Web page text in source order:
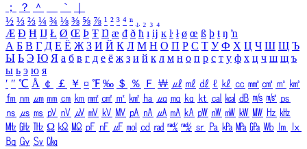
；
？ ＾ ｀
½ ⅓ ⅔ ¼ ¾ ⅛ ⅜ ⅝ ⅞ ¹ ² ³ ⁴ ⁿ ₁ ₂ ₃ ₄
Æ Ð Ħ Ĳ Ł Ø Œ Þ Ŧ Ŋ æ đ ð ħ ı ĳ ĸ ŀ ł ø œ ß þ ŧ ŋ ŉ
А Б В Г Д Е Ё Ж З И Й К Л М Н О П Р С Т У Ф Х Ц Ч Ш Щ Ъ
Ы Ь Э Ю Я а б в г д е ё ж з и й к л м н о п р с т у ф х ц ч ш щ ъ
ы ь э ю я
′ ″ ℃ Å ￠ ￡ ￥ ¤ ℉ ‰ ＄ ％ Ｆ ￦ ㎕ ㎖ ㎗ ℓ ㎘ ㏄ ㎣ ㎤ ㎥ ㎦
㎙ ㎚ ㎛ ㎜ ㎝ ㎞ ㎟ ㎠ ㎡ ㎢ ㏊ ㎍ ㎎ ㎏ ㏏ ㎈ ㎉ ㏈ ㎧ ㎨ ㎰
㎱ ㎲ ㎳ ㎴ ㎵ ㎶ ㎷ ㎸ ㎹ ㎀ ㎁ ㎂ ㎃ ㎄ ㎺ ㎻ ㎽ ㎾ ㎿ ㎐ ㎑
㎒ ㎓ ㎔ Ω ㏀ ㏁ ㎊ ㎋ ㎌ ㏖ ㏅ ㎭ ㎮ ㎯ ㏛ ㎩ ㎪ ㎫ ㎬ ㏝ ㏐
㏓
㏃ ㏉ ㏜ ㏆